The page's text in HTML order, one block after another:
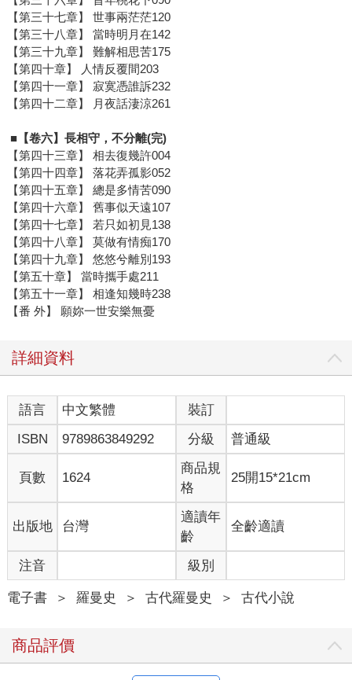
【第三十七章】 世事兩茫茫120
【第三十八章】 當時明月在142
【第三十九章】 難解相思苦175
【第四十章】 人情反覆間203
【第四十一章】 寂寞憑誰訴232
【第四十二章】 月夜話淒涼261
■【卷六】長相守，不分離(完)
【第四十三章】 相去復幾許004
【第四十四章】 落花弄孤影052
【第四十五章】 總是多情苦090
【第四十六章】 舊事似天遠107
【第四十七章】 若只如初見138
【第四十八章】 莫做有情痴170
【第四十九章】 悠悠兮離別193
【第五十章】 當時攜手處211
【第五十一章】 相逢知幾時238
【番 外】 願妳一世安樂無憂
詳細資料
語言 中文繁體
裝訂
ISBN
9789863849292 分級 普通級
頁數 1624
商品規
格
25開15*21cm
出版地 台灣
適讀年
齡
全齡適讀
注音 級別
電子書 ＞ 羅曼史 ＞ 古代羅曼史 ＞ 古代小說
商品評價